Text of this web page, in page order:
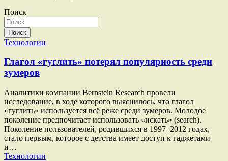
Поиск
Поиск
Технологии
Глагол «гуглить» потерял популярность среди
зумеров
Аналитики компании Bernstein Research провели
исследование, в ходе которого выяснилось, что глагол
«гуглить» используется всё реже среди зумеров. Молодое
поколение предпочитает использовать «искать» (search).
Поколение пользователей, родившихся в 1997–2012 годах,
стало первым, которое с детства имеет доступ к гаджетами
и…
Технологии